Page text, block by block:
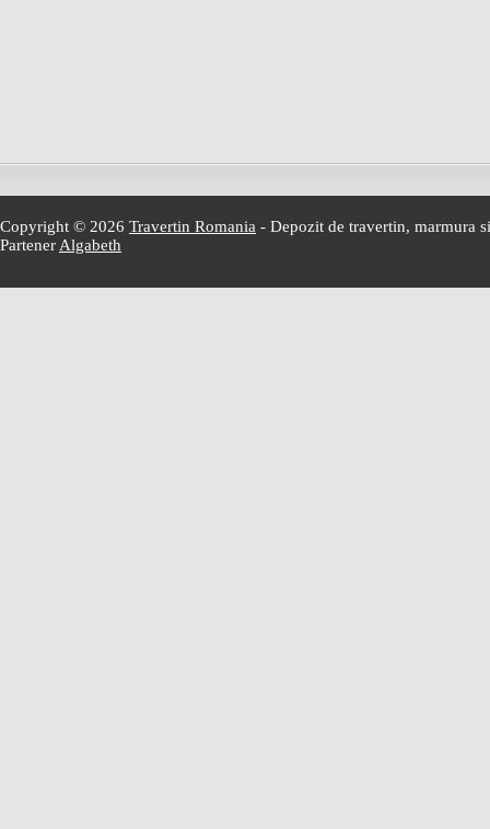
Copyright © 2026 Travertin Romania - Depozit de travertin, marmura
Partener Algabeth